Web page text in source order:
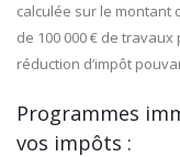
calculée sur le montant
de 100 000 € de
réduction d’impôt
Programmes
vos impôts :